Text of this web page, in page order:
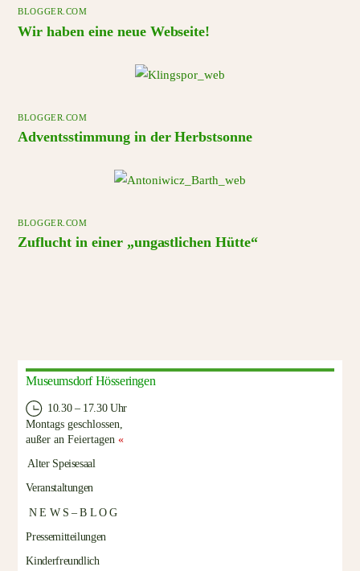
BLOGGER.COM
Wir haben eine neue Webseite!
BLOGGER.COM
Adventsstimmung in der Herbstsonne
BLOGGER.COM
Zuflucht in einer „ungastlichen Hütte“
Museumsdorf Hösseringen
10.30 – 17.30 Uhr
Montags geschlossen,
außer an Feiertagen«
Alter Speisesaal
Veranstaltungen
N E W S – B L O G
Pressemitteilungen
Kinderfreundlich